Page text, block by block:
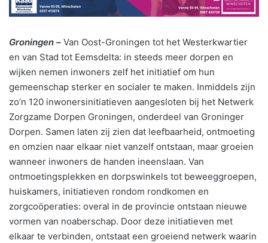
Groningen – Van Oost-Groningen tot het Westerkwartier
en van Stad tot Eemsdelta: in steeds meer dorpen en
wijken nemen inwoners zelf het initiatief om hun
gemeenschap sterker en socialer te maken. Inmiddels zijn
zo’n 120 inwonersinitiatieven aangesloten bij het Netwerk
Zorgzame Dorpen Groningen, onderdeel van Groninger
Dorpen. Samen laten zij zien dat leefbaarheid, ontmoeting
en omzien naar elkaar niet vanzelf ontstaan, maar groeien
wanneer inwoners de handen ineenslaan. Van
ontmoetingsplekken en dorpswinkels tot beweeggroepen,
huiskamers, initiatieven rondom rondkomen en
zorgcoöperaties: overal in de provincie ontstaan nieuwe
vormen van noaberschap. Door deze initiatieven met
elkaar te verbinden, ontstaat een groeiend netwerk waarin